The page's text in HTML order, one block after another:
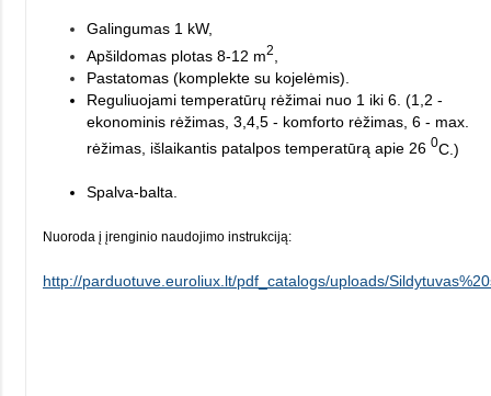
Galingumas 1 kW,
Apšildomas plotas 8-12 m2
Pastatomas (komplekte su kojelėmis).
Reguliuojami temperatūrų rėžimai nuo 1 iki 6. (1,2 -
ekonominis rėžimas, 3,4,5 - komforto rėžimas, 6 - max.
rėžimas, išlaikantis patalpos temperatūrą apie 26 0C.)
Spalva-balta.
Nuoroda į įrenginio naudojimo instrukciją:
http://parduotuve.euroliux.lt/pdf_catalogs/uploads/